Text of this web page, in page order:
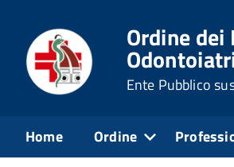
Ordine
Ente Pubblico
Home Ordine
Home Professione FAQ